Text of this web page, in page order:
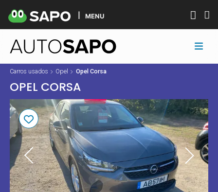
MENU
Carros usados Opel Opel Corsa
OPEL CORSA